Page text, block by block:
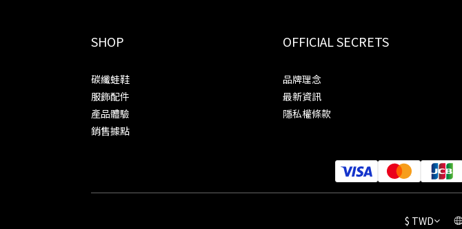
SHOP
碳纖蛙鞋
服飾配件
產品體驗
銷售據點
OFFICIAL SECRETS
品牌理念
最新資訊
隱私權條款
$ TWD